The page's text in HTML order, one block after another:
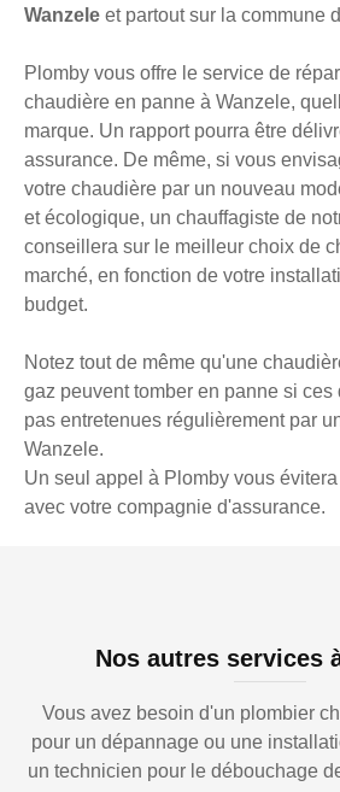
Wanzele et partout sur la commune
Plomby vous offre le service de
chaudière en panne à Wanzele,
marque. Un rapport pourra être
assurance. De même, si vous
votre chaudière par un nouveau
et écologique, un chauffagiste de
conseillera sur le meilleur choix de
marché, en fonction de votre
budget.
Notez tout de même qu'une
gaz peuvent tomber en panne si ces
pas entretenues régulièrement par
Wanzele.
Un seul appel à Plomby vous
avec votre compagnie d'assurance.
Nos autres services
Vous avez besoin d'un plombier
pour un dépannage ou une
un technicien pour le débouchage